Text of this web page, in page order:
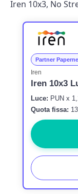
Iren 10x3, No
Partner
Iren
Iren 10x3
Luce: PUN x
Quota fissa: